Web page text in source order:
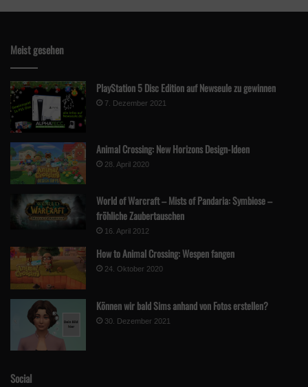
Meist gesehen
PlayStation 5 Disc Edition auf Newseule zu gewinnen
7. Dezember 2021
Animal Crossing: New Horizons Design-Ideen
28. April 2020
World of Warcraft – Mists of Pandaria: Symbiose –
fröhliche Zaubertauschen
16. April 2012
How to Animal Crossing: Wespen fangen
24. Oktober 2020
Können wir bald Sims anhand von Fotos erstellen?
30. Dezember 2021
Social